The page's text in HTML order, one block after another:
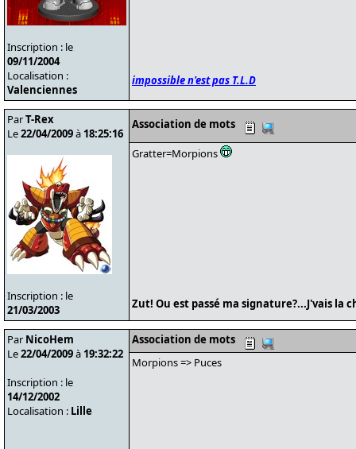
Inscription : le
09/11/2004
Localisation :
Valenciennes
impossible n'est pas T.L.D
ParT-Rex
Le22/04/2009à 18:25:16
Inscription : le
21/03/2003
Association de mots
Gratter=Morpions
Zut! Ou est passé ma signature?...J'vais la
Par NicoHem
Le22/04/2009à 19:32:22
Inscription : le
14/12/2002
Localisation : Lille
Association de mots
Morpions => Puces